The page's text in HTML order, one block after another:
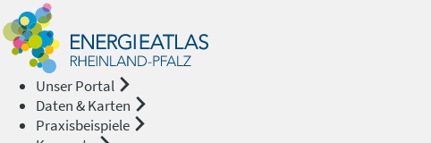
Unser Portal
Daten & Karten
Praxisbeispiele